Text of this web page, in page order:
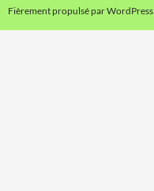
Fièrement propulsé par WordPress